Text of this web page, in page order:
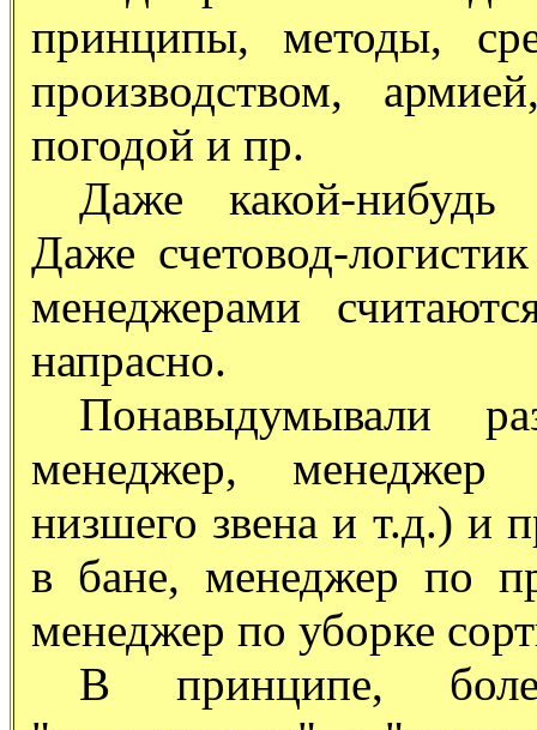
принципы, методы,
производством,
погодой и пр.
Даже какой-нибудь
Даже счетовод-
менеджерами
напрасно.
Понавыдумывали
менеджер, менеджер
низшего звена и т.д.) и
в бане, менеджер по
менеджер по уборке
В принципе,